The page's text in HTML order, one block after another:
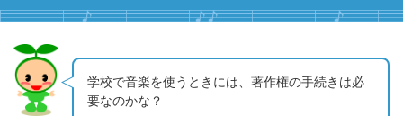
学校で音楽を使うときには、著作権の手続きは必
要なのかな？